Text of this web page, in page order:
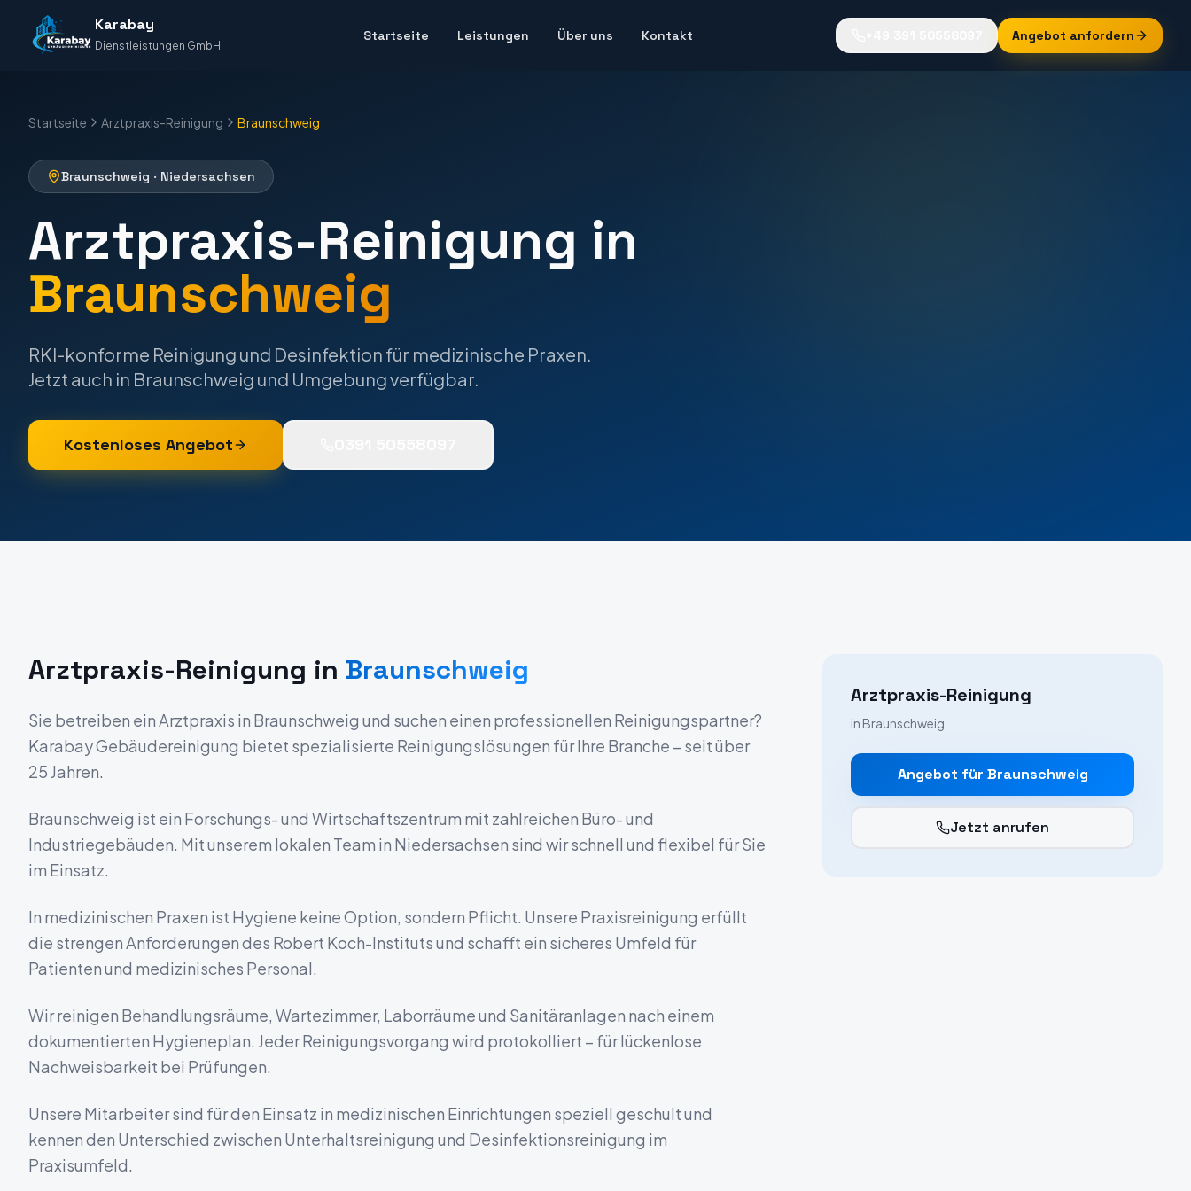
Karabay
Dienstleistungen GmbH
Startseite Leistungen Über uns Kontakt Angebot anfordern
Startseite Arztpraxis-Reinigung Braunschweig
Braunschweig · Niedersachsen
Arztpraxis-Reinigung in
Braunschweig
RKI-konforme Reinigung und Desinfektion für medizinische Praxen.
Jetzt auch in Braunschweig und Umgebung verfügbar.
Kostenloses Angebot
Arztpraxis-Reinigung in Braunschweig
Sie betreiben einArztpraxis in Braunschweig und suchen einen professionellen Reinigungspartner?
Karabay Gebäudereinigung bietet spezialisierte Reinigungslösungen für Ihre Branche – seit über
25 Jahren.
Braunschweig ist ein Forschungs- und Wirtschaftszentrum mit zahlreichen Büro- und
Industriegebäuden. Mit unserem lokalen Team in Niedersachsen sind wir schnell und flexibel für Sie
im Einsatz.
In medizinischen Praxen ist Hygiene keine Option, sondern Pflicht. Unsere Praxisreinigung erfüllt
die strengen Anforderungen des Robert Koch-Instituts und schafft ein sicheres Umfeld für
Patienten und medizinisches Personal.
Wir reinigen Behandlungsräume, Wartezimmer, Laborräume und Sanitäranlagen nach einem
dokumentierten Hygieneplan. Jeder Reinigungsvorgang wird protokolliert – für lückenlose
Nachweisbarkeit bei Prüfungen.
Unsere Mitarbeiter sind für den Einsatz in medizinischen Einrichtungen speziell geschult und
kennen den Unterschied zwischen Unterhaltsreinigung und Desinfektionsreinigung im
Praxisumfeld.
Arztpraxis-Reinigung
in Braunschweig
Angebot für Braunschweig
Jetzt anrufen